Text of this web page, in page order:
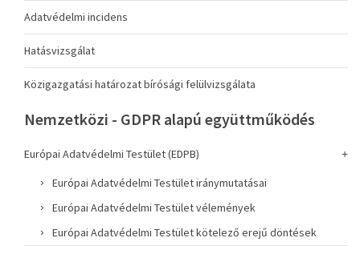
Adatvédelmi incidens
Hatásvizsgálat
Közigazgatási határozat bírósági felülvizsgálata
Nemzetközi - GDPR alapú együttműködés
Európai Adatvédelmi Testület (EDPB)
Európai Adatvédelmi Testület iránymutatásai
Európai Adatvédelmi Testület vélemények
Európai Adatvédelmi Testület kötelező erejű döntések